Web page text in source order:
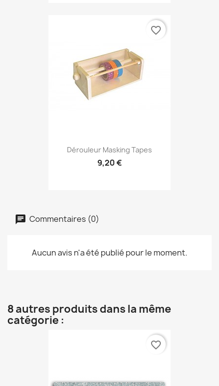
Dérouleur Masking Tapes
9,20 €
favorite_border
Commentaires (0)
Aucun avis n'a été publié pour le moment.
8 autres produits dans la même
catégorie :
favorite_border